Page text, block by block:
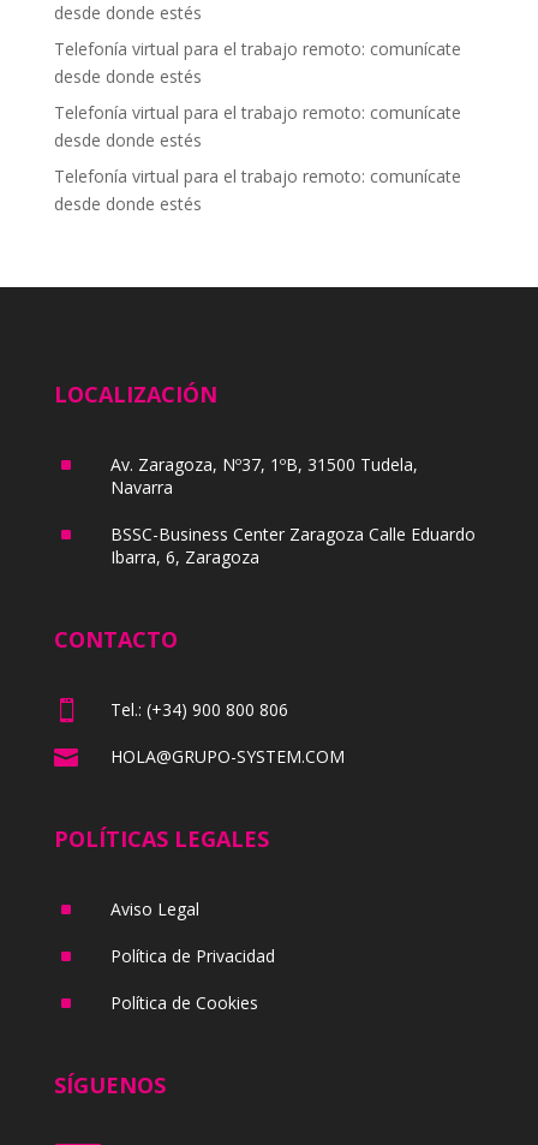
desde donde estés
Telefonía virtual para el trabajo remoto: comunícate
desde donde estés
Telefonía virtual para el trabajo remoto: comunícate
desde donde estés
Telefonía virtual para el trabajo remoto: comunícate
desde donde estés
LOCALIZACIÓN
^
Av. Zaragoza, Nº37, 1ºB, 31500 Tudela,
Navarra
^
BSSC-Business Center Zaragoza Calle Eduardo
Ibarra, 6, Zaragoza
CONTACTO
 Tel.: (+34) 900 800 806
 HOLA@GRUPO-SYSTEM.COM
POLÍTICAS LEGALES
^ Aviso Legal
^ Política de Privacidad
^ Política de Cookies
SÍGUENOS